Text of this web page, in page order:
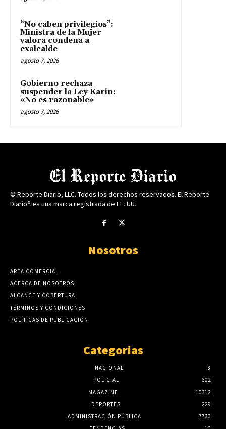
“No caben privilegios”:
Ministra de la Mujer
valora condena a
exalcalde
agosto 7, 2026
Gobierno rechaza
suspender la Ley Karin:
«No es razonable»
agosto 7, 2026
© Reporte Diario, LLC. Todos los derechos reservados. El Reporte
Diario® es una marca registrada de EE. UU.
Nosotros
AREA COMERCIAL
ACERCA DE NOSOTROS
ALCANCE Y COBERTURA
TÉRMINOS Y CONDICIONES
POLÍTICAS DE PUBLICACIÓN
Categorias
NACIONAL
8
POLICIAL
602
MAGAZINE
10312
DEPORTES
229
ADMINISTRACIÓN PÚBLICA
7730